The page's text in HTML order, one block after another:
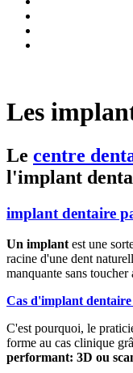
Les
Le centre
l'implant
implant dentaire
Un implant est une
racine d'une dent
manquante sans toucher
Cas d'implant
C'est pourquoi, le
forme au cas clinique
performant: 3D ou